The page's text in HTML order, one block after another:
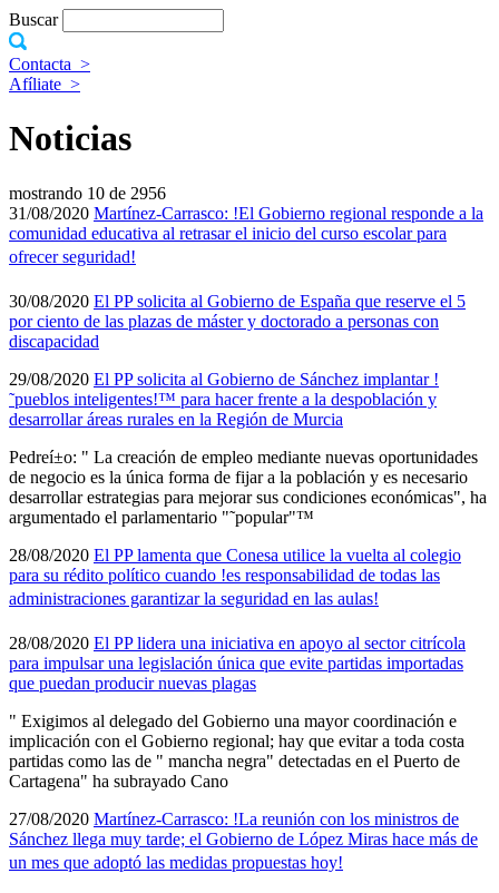
Buscar
Contacta >
Afíliate >
Noticias
mostrando 10 de 2956
31/08/2020 Martí­nez-Carrasco: !El Gobierno regional responde a la
comunidad educativa al retrasar el inicio del curso escolar para
ofrecer seguridad!
30/08/2020 El PP solicita al Gobierno de España que reserve el 5
por ciento de las plazas de máster y doctorado a personas con
discapacidad
29/08/2020 El PP solicita al Gobierno de Sánchez implantar !
˜pueblos inteligentes!™ para hacer frente a la despoblación y
desarrollar áreas rurales en la Región de Murcia
Pedreí±o: " La creación de empleo mediante nuevas oportunidades
de negocio es la única forma de fijar a la población y es necesario
desarrollar estrategias para mejorar sus condiciones económicas", ha
argumentado el parlamentario "˜popular"™
28/08/2020 El PP lamenta que Conesa utilice la vuelta al colegio
para su rédito polí­tico cuando !es responsabilidad de todas las
administraciones garantizar la seguridad en las aulas!
28/08/2020 El PP lidera una iniciativa en apoyo al sector citrí­cola
para impulsar una legislación única que evite partidas importadas
que puedan producir nuevas plagas
" Exigimos al delegado del Gobierno una mayor coordinación e
implicación con el Gobierno regional; hay que evitar a toda costa
partidas como las de " mancha negra" detectadas en el Puerto de
Cartagena" ha subrayado Cano
27/08/2020 Martí­nez-Carrasco: !La reunión con los ministros de
Sánchez llega muy tarde; el Gobierno de López Miras hace más de
un mes que adoptó las medidas propuestas hoy!